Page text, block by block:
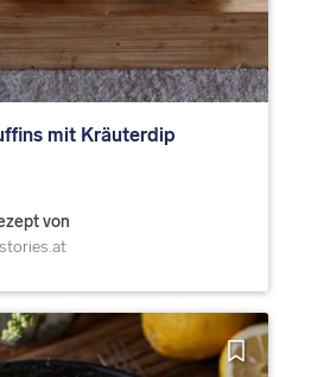
mit Kräuterdip
von